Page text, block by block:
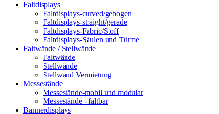
Faltdisplays
Faltdisplays-curved/gebogen
Faltdisplays-straight/gerade
Faltdisplays-Fabric/Stoff
Faltdisplays-Säulen und Türme
Faltwände / Stellwände
Faltwände
Stellwände
Stellwand Vermietung
Messestände
Messestände-mobil und modular
Messestände - faltbar
Bannerdisplays